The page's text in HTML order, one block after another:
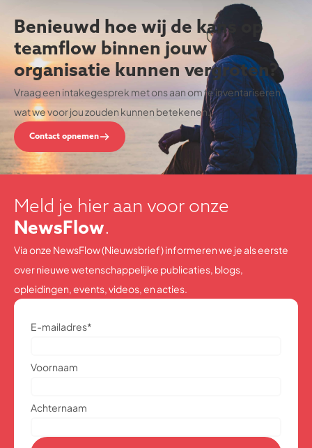
Benieuwd hoe wij de kans op
teamflow binnen jouw
organisatie kunnen vergroten?
Vraag een intakegesprek met ons aan om te inventariseren
wat we voor jou zouden kunnen betekenen.
Contact opnemen
Meld je hier aan voor onze
NewsFlow.
Via onze NewsFlow (Nieuwsbrief) informeren we je als eerste
over nieuwe wetenschappelijke publicaties, blogs,
opleidingen, events, videos, en acties.
E-mailadres*
Voornaam
Achternaam